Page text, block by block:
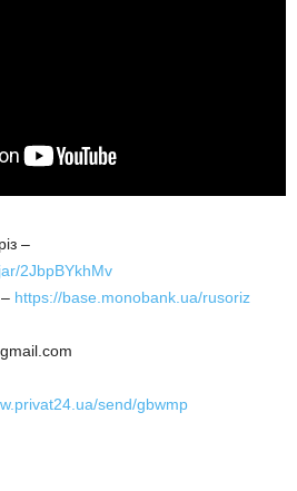
–
2JbpBYkhMv
https://base.monobank.ua/rusoriz
send/gbwmp